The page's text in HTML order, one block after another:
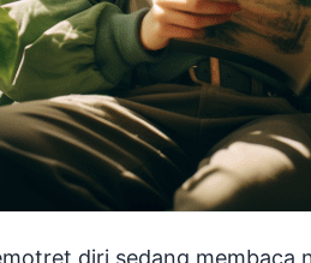
diri sedang membaca